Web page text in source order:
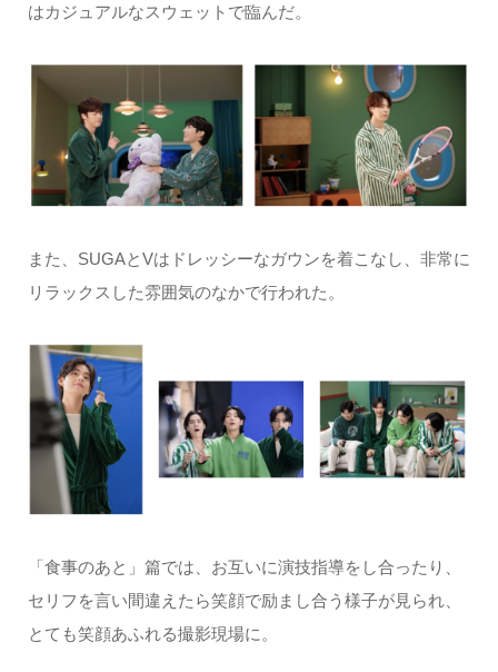
はカジュアルなスウェットで臨んだ。
また、SUGAとVはドレッシーなガウンを着こなし、非常に
リラックスした雰囲気のなかで行われた。
「食事のあと」篇では、お互いに演技指導をし合ったり、
セリフを言い間違えたら笑顔で励まし合う様子が見られ、
とても笑顔あふれる撮影現場に。